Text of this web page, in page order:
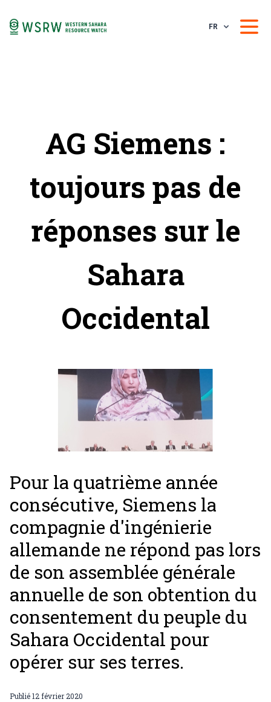
FR
AG Siemens :
toujours pas de
réponses sur le
Sahara
Occidental
Pour la quatrième année
consécutive, Siemens la
compagnie d'ingénierie
allemande ne répond pas lors
de son assemblée générale
annuelle de son obtention du
consentement du peuple du
Sahara Occidental pour
opérer sur ses terres.
Publié12 février 2020